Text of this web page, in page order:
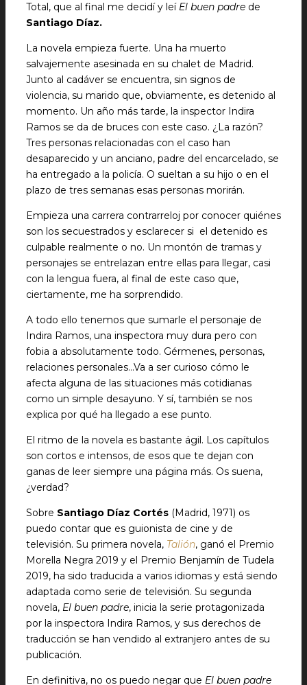
Total, que al final me decidí y leí El buen padre de
Santiago Díaz.
La novela empieza fuerte. Una ha muerto
salvajemente asesinada en su chalet de Madrid.
Junto al cadáver se encuentra, sin signos de
violencia, su marido que, obviamente, es detenido al
momento. Un año más tarde, la inspector Indira
Ramos se da de bruces con este caso. ¿La razón?
Tres personas relacionadas con el caso han
desaparecido y un anciano, padre del encarcelado, se
ha entregado a la policía. O sueltan a su hijo o en el
plazo de tres semanas esas personas morirán.
Empieza una carrera contrarreloj por conocer quiénes
son los secuestrados y esclarecer si el detenido es
culpable realmente o no. Un montón de tramas y
personajes se entrelazan entre ellas para llegar, casi
con la lengua fuera, al final de este caso que,
ciertamente, me ha sorprendido.
A todo ello tenemos que sumarle el personaje de
Indira Ramos, una inspectora muy dura pero con
fobia a absolutamente todo. Gérmenes, personas,
relaciones personales…Va a ser curioso cómo le
afecta alguna de las situaciones más cotidianas
como un simple desayuno. Y sí, también se nos
explica por qué ha llegado a ese punto.
El ritmo de la novela es bastante ágil. Los capítulos
son cortos e intensos, de esos que te dejan con
ganas de leer siempre una página más. Os suena,
¿verdad?
Sobre Santiago Díaz Cortés (Madrid, 1971) os
puedo contar que es guionista de cine y de
televisión. Su primera novela, Talión, ganó el Premio
Morella Negra 2019 y el Premio Benjamín de Tudela
2019, ha sido traducida a varios idiomas y está siendo
adaptada como serie de televisión. Su segunda
novela, El buen padre, inicia la serie protagonizada
por la inspectora Indira Ramos, y sus derechos de
traducción se han vendido al extranjero antes de su
publicación.
En definitiva, no os puedo negar que El buen padre